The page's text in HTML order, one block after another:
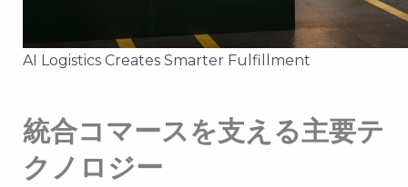
AI Logistics Creates Smarter Fulfillment
統合コマースを支える主要テ
クノロジー